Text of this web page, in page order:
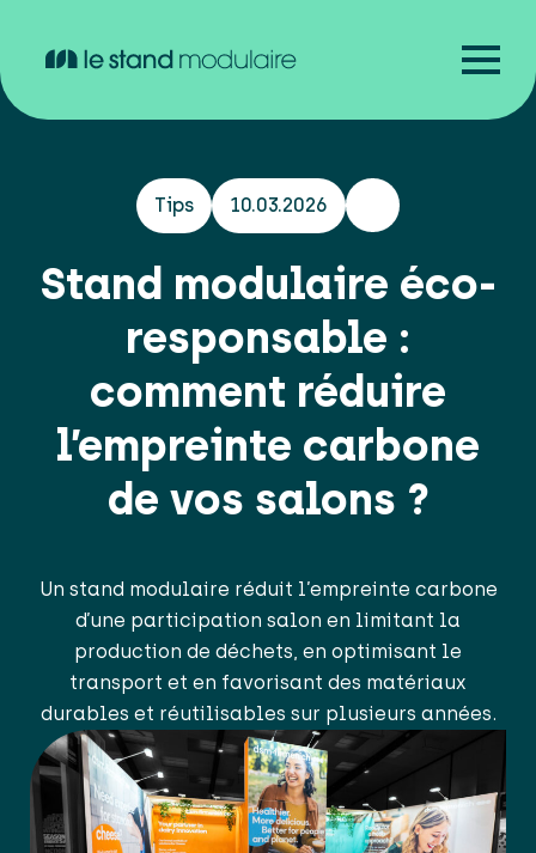
Tips 10.03.2026
Stand modulaire éco-
responsable :
comment réduire
l’empreinte carbone
de vos salons ?
Un stand modulaire réduit l’empreinte carbone
d’une participation salon en limitant la
production de déchets, en optimisant le
transport et en favorisant des matériaux
durables et réutilisables sur plusieurs années.